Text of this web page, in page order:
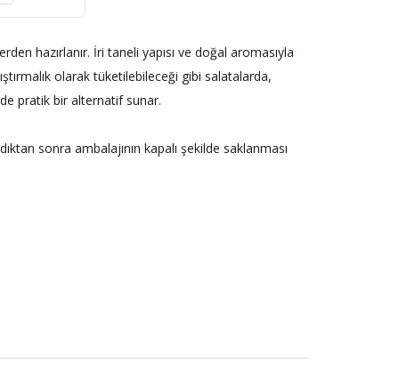
hazırlanır. İri taneli yapısı ve doğal aromasıyla
olarak tüketilebileceği gibi salatalarda,
pratik bir alternatif sunar.
sonra ambalajının kapalı şekilde saklanması